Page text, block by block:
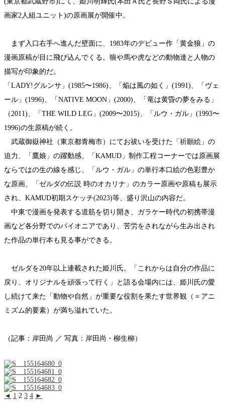
画家2人組ユニット)の原画展が開催中。
まず入口右手へ進んだ壁面に、1983年のデビュー作「黄金狼」の
漫画原稿が目に飛び込んでくる。狼や馬や虎などの動物達と人物の
描写が印象的だ。
「LADY!グルンサ」(1985〜1986)、「焔は風の如く」(1991)、「ヴェ
ール」(1996)、「NATIVE MOON」(2000)、「竜は黄昏の夢をみる」
（2011)、「THE WILD LEG」(2009〜2015)、「ルウ・ガル」(1993〜
1996)の生原稿が続く。
武蔵御嶽神社（東京都青梅市）にてお祓いを受けた「祈願絵」の
迫力、「鷹娘」の躍動感、「KAMUD」制作工程コーナーでは原画展
ならではの生の線を感じ、「ルウ・ガル」の単行本口絵の色彩豊か
な原画、「ゼルダの伝説 時のオカリナ」のカラー原画や原稿も展示
され、KAMUD初期スケッチ(2023)等、盛り沢山の内容だ。
中東で漫画を発表する道筋を切り開き、ガラケー時代の初携帯漫
画など各分野でのパイオニアであり、苦労をされながら生み出され
た作品の単行本も見る事ができる。
ゼルダを20年以上連載された姫川氏。「これからは自分の作品に
戻り、オリジナルを頑張って行く」と語る会場内には、姫川氏の愛
し続けて来た「動物や自然」が重要な役割を果たす世界観（＝アニ
ミズム的要素）が満ち溢れていた。
（記事：岸田尚 ／ 写真：岸田尚・柳生柳）
◄ 1 2 3 4 ►